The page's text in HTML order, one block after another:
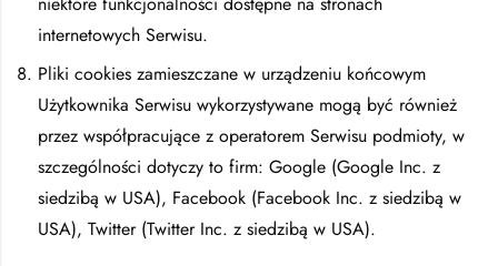
internetowych Serwisu.
Pliki cookies zamieszczane w urządzeniu końcowym
Użytkownika Serwisu wykorzystywane mogą być również
przez współpracujące z operatorem Serwisu podmioty, w
szczególności dotyczy to firm: Google (Google Inc. z
siedzibą w USA), Facebook (Facebook Inc. z siedzibą w
USA), Twitter (Twitter Inc. z siedzibą w USA).